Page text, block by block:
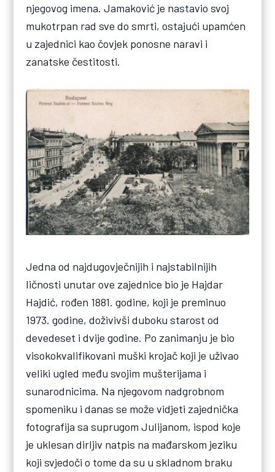
njegovog imena. Jamaković je nastavio svoj
mukotrpan rad sve do smrti, ostajući upamćen
u zajednici kao čovjek ponosne naravi i
zanatske čestitosti.
Jedna od najdugovječnijih i najstabilnijih
ličnosti unutar ove zajednice bio je Hajdar
Hajdić, rođen 1881. godine, koji je preminuo
1973. godine, doživivši duboku starost od
devedeset i dvije godine. Po zanimanju je bio
visokokvalifikovani muški krojač koji je uživao
veliki ugled među svojim mušterijama i
sunarodnicima. Na njegovom nadgrobnom
spomeniku i danas se može vidjeti zajednička
fotografija sa suprugom Julijanom, ispod koje
je uklesan dirljiv natpis na mađarskom jeziku
koji svjedoči o tome da su u skladnom braku